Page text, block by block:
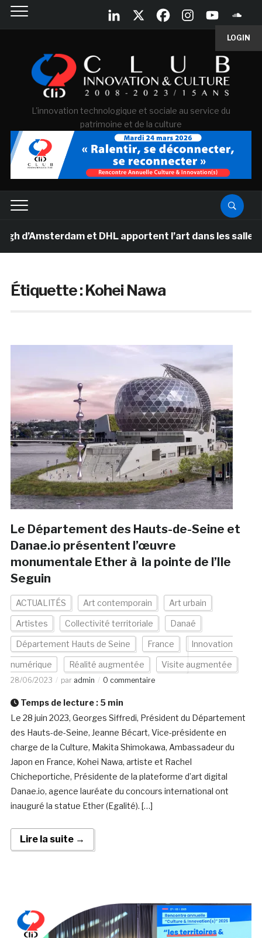
LOGIN
L'innovation technologique et sociale au service du
patrimoine et de la culture
d’Amsterdam et DHL apportent l’art dans les salles de
Étiquette :Kohei Nawa
Le Département des Hauts-de-Seine et
Danae.io présentent l’œuvre
monumentale Ether à la pointe de l’Ile
Seguin
ACTUALITÉS Art contemporain Art urbain
Artistes Collectivité territoriale Danaé
Département Hauts de Seine France Innovation
numérique Réalité augmentée Visite augmentée
28/06/2023 par admin 0 commentaire
Temps de lecture : 5 min
Le 28 juin 2023, Georges Siffredi, Président du Département
des Hauts-de-Seine, Jeanne Bécart, Vice-présidente en
charge de la Culture, Makita Shimokawa, Ambassadeur du
Japon en France, Kohei Nawa, artiste et Rachel
Chicheportiche, Présidente de la plateforme d’art digital
Danae.io, agence lauréate du concours international ont
inauguré la statue Ether (Egalité). […]
Lire la suite →